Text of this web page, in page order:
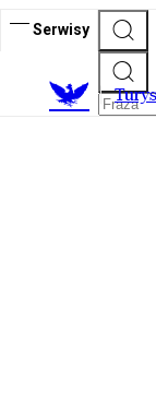
Serwisy
T